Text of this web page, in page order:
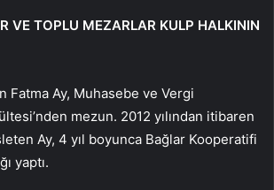
VE TOPLU MEZARLAR KULP HALKININ
Fatma Ay, Muhasebe ve Vergi
mezun. 2012 yılından itibaren
Ay, 4 yıl boyunca Bağlar Kooperatifi
yaptı.